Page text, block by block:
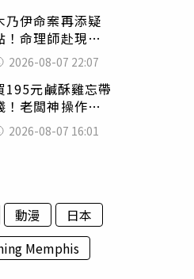
乃伊命案再添疑
！命理師赴現場
天候驟變 驚
：死者還有冤屈
2026-08-07 22:07
195元鹹酥雞忘帶
！老闆神操作
倒找5元」 全網
哭：這就是台灣
2026-08-07 16:01
動漫
日本
Memphis